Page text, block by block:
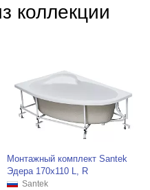
коллекции
Монтажный комплект Santek
Эдера 170x110 L, R
Santek